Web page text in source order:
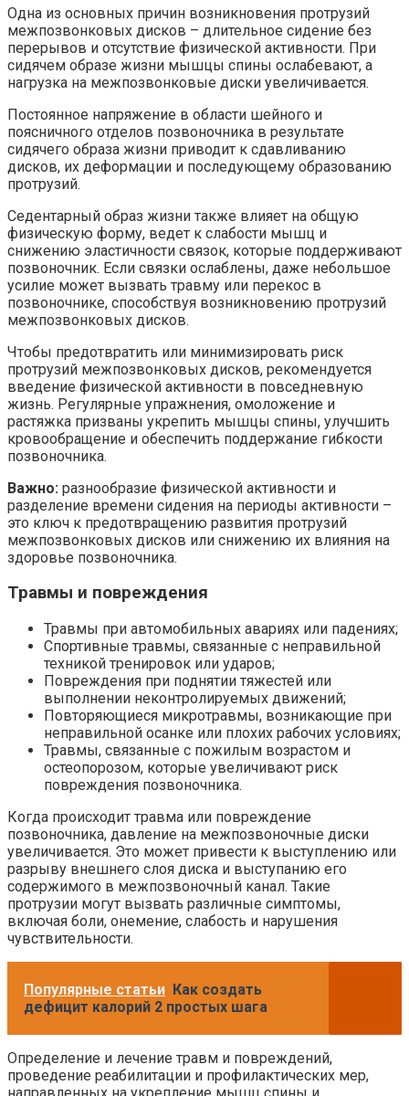
Одна из основных причин возникновения протрузий
межпозвонковых дисков – длительное сидение без
перерывов и отсутствие физической активности. При
сидячем образе жизни мышцы спины ослабевают, а
нагрузка на межпозвонковые диски увеличивается.
Постоянное напряжение в области шейного и
поясничного отделов позвоночника в результате
сидячего образа жизни приводит к сдавливанию
дисков, их деформации и последующему образованию
протрузий.
Седентарный образ жизни также влияет на общую
физическую форму, ведет к слабости мышц и
снижению эластичности связок, которые поддерживают
позвоночник. Если связки ослаблены, даже небольшое
усилие может вызвать травму или перекос в
позвоночнике, способствуя возникновению протрузий
межпозвонковых дисков.
Чтобы предотвратить или минимизировать риск
протрузий межпозвонковых дисков, рекомендуется
введение физической активности в повседневную
жизнь. Регулярные упражнения, омоложение и
растяжка призваны укрепить мышцы спины, улучшить
кровообращение и обеспечить поддержание гибкости
позвоночника.
Важно: разнообразие физической активности и
разделение времени сидения на периоды активности –
это ключ к предотвращению развития протрузий
межпозвонковых дисков или снижению их влияния на
здоровье позвоночника.
Травмы и повреждения
Травмы при автомобильных авариях или падениях;
Спортивные травмы, связанные с неправильной
техникой тренировок или ударов;
Повреждения при поднятии тяжестей или
выполнении неконтролируемых движений;
Повторяющиеся микротравмы, возникающие при
неправильной осанке или плохих рабочих условиях;
Травмы, связанные с пожилым возрастом и
остеопорозом, которые увеличивают риск
повреждения позвоночника.
Когда происходит травма или повреждение
позвоночника, давление на межпозвоночные диски
увеличивается. Это может привести к выступлению или
разрыву внешнего слоя диска и выступанию его
содержимого в межпозвоночный канал. Такие
протрузии могут вызвать различные симптомы,
включая боли, онемение, слабость и нарушения
чувствительности.
Популярные статьи Как создать
дефицит калорий 2 простых шага
Определение и лечение травм и повреждений,
проведение реабилитации и профилактических мер,